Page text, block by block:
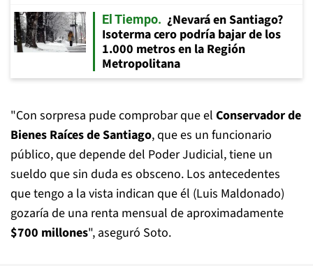
El Tiempo
¿Nevará en Santiago?
Isoterma cero podría bajar de los
1.000 metros en la Región
Metropolitana
"Con sorpresa pude comprobar que el Conservador de
Bienes Raíces de Santiago, que es un funcionario
público, que depende del Poder Judicial, tiene un
sueldo que sin duda es obsceno. Los antecedentes
que tengo a la vista indican que él (Luis Maldonado)
gozaría de una renta mensual de aproximadamente
$700 millones", aseguró Soto.